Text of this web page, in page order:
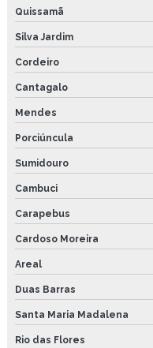
Copo de lubrificação
Lubrificador por
Lubrificador a Óleo por
Lubrificador com
Sistema de lubrificação
Sistema de lubrificação
Pasta de montagem
Pasta de montagem altas
Pasta de montagem anti
Pasta de montagem atóxico
Pasta de montagem para
Quissamã
Silva Jardim
Cordeiro
Cantagalo
Mendes
Porciúncula
Sumidouro
Cambuci
Carapebus
Cardoso Moreira
Areal
Duas Barras
Santa Maria Madalena
Rio das Flores